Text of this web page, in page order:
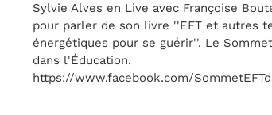
Sylvie Alves en Live avec Françoise
pour parler de son livre ''EFT et autres
énergétiques pour se guérir''. Le
dans l'Éducation.
https://www.facebook.com/